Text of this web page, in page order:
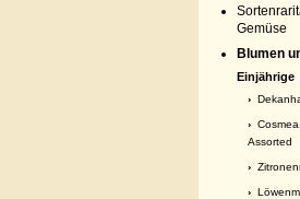
Gemüse
Blumen
Einjährige
›
›
Assorted
›
›